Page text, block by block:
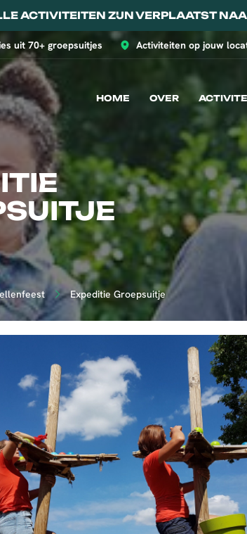
ACTIVITEITEN ZIJN VERPLAATST
uit 70+ groepsuitjes Activiteiten op jouw
HOME OVER
Expeditie Groepsuitje